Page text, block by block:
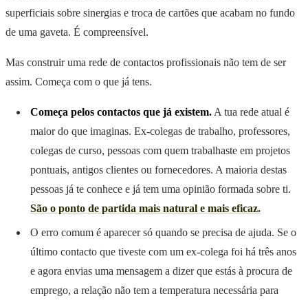
superficiais sobre sinergias e troca de cartões que acabam no fundo
de uma gaveta. É compreensível.
Mas construir uma rede de contactos profissionais não tem de ser
assim. Começa com o que já tens.
Começa pelos contactos que já existem. A tua rede atual é
maior do que imaginas. Ex-colegas de trabalho, professores,
colegas de curso, pessoas com quem trabalhaste em projetos
pontuais, antigos clientes ou fornecedores. A maioria destas
pessoas já te conhece e já tem uma opinião formada sobre ti.
São o ponto de partida mais natural e mais eficaz.
O erro comum é aparecer só quando se precisa de ajuda. Se o
último contacto que tiveste com um ex-colega foi há três anos
e agora envias uma mensagem a dizer que estás à procura de
emprego, a relação não tem a temperatura necessária para